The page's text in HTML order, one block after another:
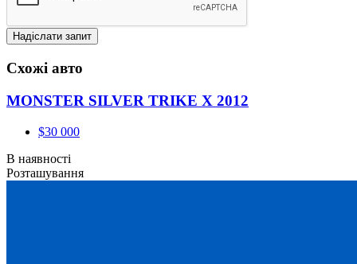
Схожі авто
MONSTER SILVER TRIKE X 2012
$30 000
В наявності
Розташування